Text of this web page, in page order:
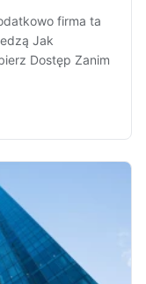
firma ta
Jak
Dostęp Zanim